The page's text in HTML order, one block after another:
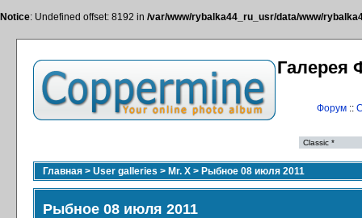
Notice: Undefined offset: 8192 in /var/www/rybalka44_ru_usr/data/www/
Галерея
Форум::
Главная > User galleries > Mr. X > Рыбное 08 июля 2011
Рыбное 08 июля 2011